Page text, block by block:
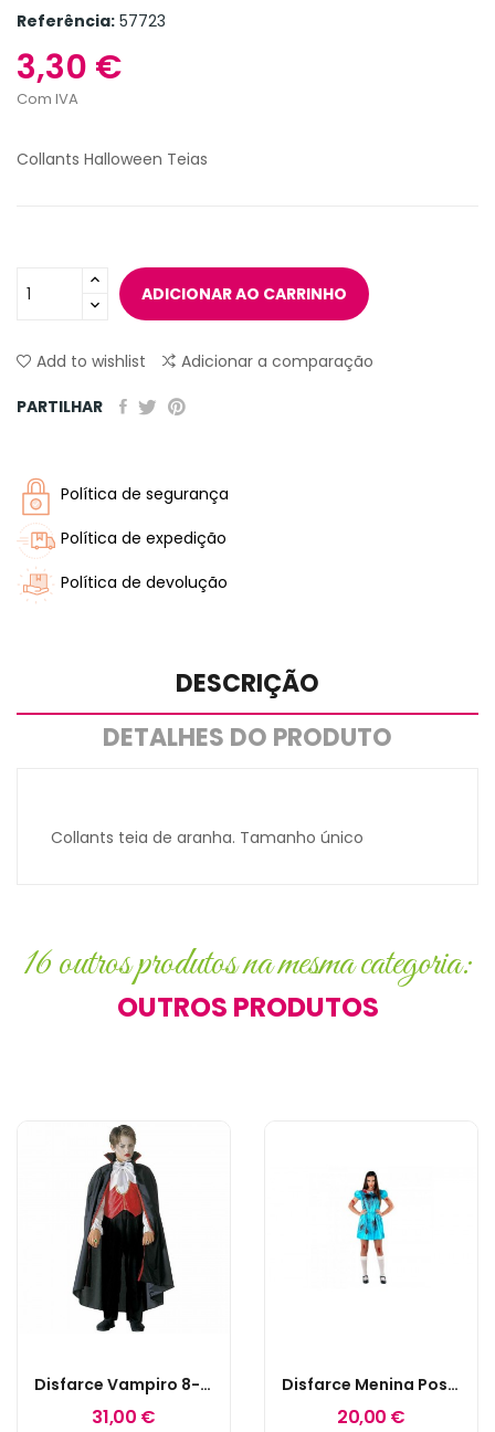
Referência: 57723
3,30 €
Com IVA
Collants Halloween Teias
ADICIONAR AO CARRINHO
Add to wishlist Adicionar a comparação
PARTILHAR
Política de segurança
Política de expedição
Política de devolução
DESCRIÇÃO
DETALHES DO PRODUTO
Collants teia de aranha. Tamanho único
16 outros produtos na mesma categoria:
OUTROS PRODUTOS
Disfarce Vampiro 8-10 Anos
31,00 €
Disfarce Menina Possuída XL
20,00 €